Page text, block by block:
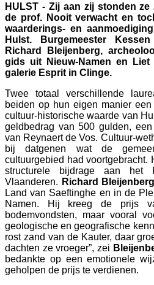
HULST - Zij aan zij stonden
de prof. Nooit verwacht en
waarderings- en
Hulst. Burgemeester
Richard Bleijenberg,
gids uit Nieuw-Namen en Liet
galerie Esprit in Clinge.
Twee totaal verschillende
beiden op hun eigen manier
cultuur-historische waarde van
geldbedrag van 500 gulden,
van Reynaert de Vos. Cultuur-
bij datgenen wat de
cultuurgebied had voortgebracht.
structurele bijdrage aan het
Vlaanderen. Richard Bleijenberg
Land van Saeftinghe en in de
Namen. Hij kreeg de prijs
bodemvondsten, maar vooral
geologische en geografische
rost zand van de Kauter, daar
dachten ze vroeger”, zei
bedankte op een emotionele
geholpen de prijs te verdienen.